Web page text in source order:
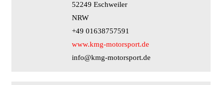
52249 Eschweiler
NRW
+49 01638757591
www.kmg-motorsport.de
info@kmg-motorsport.de